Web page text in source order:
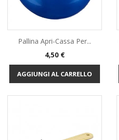
Pallina Apri-Cassa Per...
Prezzo
4,50 €
AGGIUNGI AL CARRELLO